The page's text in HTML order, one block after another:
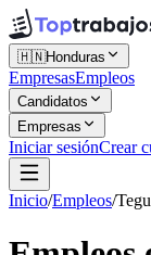
🇭🇳Honduras
EmpresasEmpleos
Candidatos
Empresas
Iniciar sesiónCrear
Inicio/Empleos/